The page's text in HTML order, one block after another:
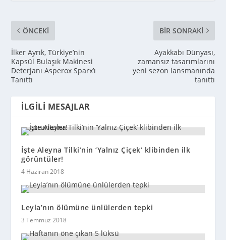
ÖNCEKI
İlker Ayrık, Türkiye’nin
Kapsül Bulaşık Makinesi
Deterjanı Asperox Sparx’ı
Tanıttı
BIR SONRAKI
Ayakkabı Dünyası,
zamansız tasarımlarını
yeni sezon lansmanında
tanıttı
İLGILI MESAJLAR
İşte Aleyna Tilki’nin ‘Yalnız Çiçek’ klibinden ilk
görüntüler!
4 Haziran 2018
Leyla’nın ölümüne ünlülerden tepki
3 Temmuz 2018